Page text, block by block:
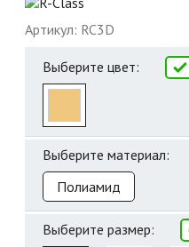
Артикул: RC3D
Выберите цвет:
Выберите материал:
Полиамид
Выберите размер: